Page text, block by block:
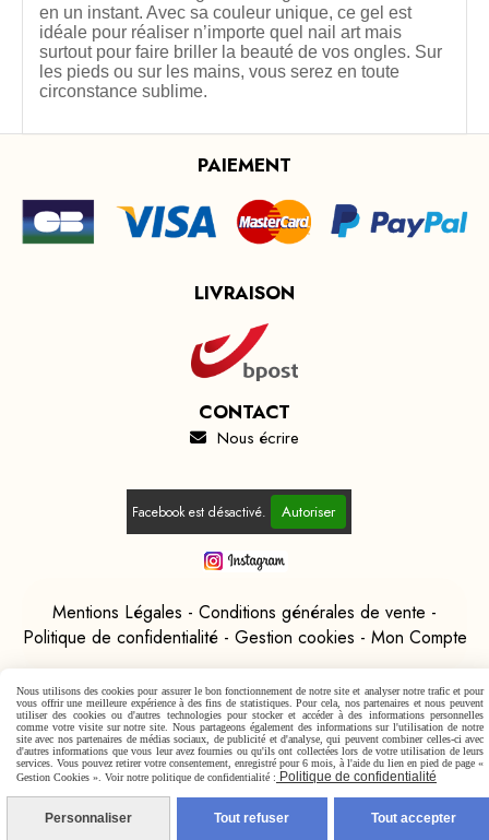
en un instant. Avec sa couleur unique, ce gel est
idéale pour réaliser n’importe quel nail art mais
surtout pour faire briller la beauté de vos ongles. Sur
les pieds ou sur les mains, vous serez en toute
circonstance sublime.
PAIEMENT
LIVRAISON
CONTACT
 Nous écrire
Facebook est désactivé. Autoriser
Mentions Légales
Conditions générales de vente
Politique de confidentialité
Gestion cookies Mon Compte
Nous utilisons des cookies pour assurer le bon fonctionnement de notre site et analyser notre trafic et pour
vous offrir une meilleure expérience à des fins de statistiques. Pour cela, nos partenaires et nous peuvent
utiliser des cookies ou d'autres technologies pour stocker et accéder à des informations personnelles
comme votre visite sur notre site. Nous partageons également des informations sur l'utilisation de notre
site avec nos partenaires de médias sociaux, de publicité et d'analyse, qui peuvent combiner celles-ci avec
d'autres informations que vous leur avez fournies ou qu'ils ont collectées lors de votre utilisation de leurs
services. Vous pouvez retirer votre consentement, enregistré pour 6 mois, à l'aide du lien en pied de page «
Gestion Cookies ». Voir notre politique de confidentialité : Politique de confidentialité
Personnaliser Tout refuser Tout accepter